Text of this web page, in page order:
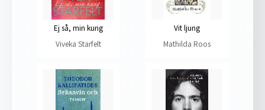
Ej så, min kung
Viveka Starfelt
Vit ljung
Mathilda Roos